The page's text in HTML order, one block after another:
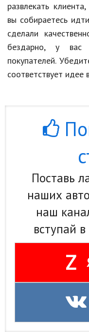
развлекать
вы собираетесь
сделали
бездарно, у вас
покупателей.
соответствует идее
Поставь
наших
наш
вступай
Z